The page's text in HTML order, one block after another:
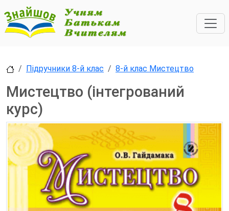
Підручники 8-й клас 8-й клас Мистецтво
Мистецтво (інтегрований
курс)